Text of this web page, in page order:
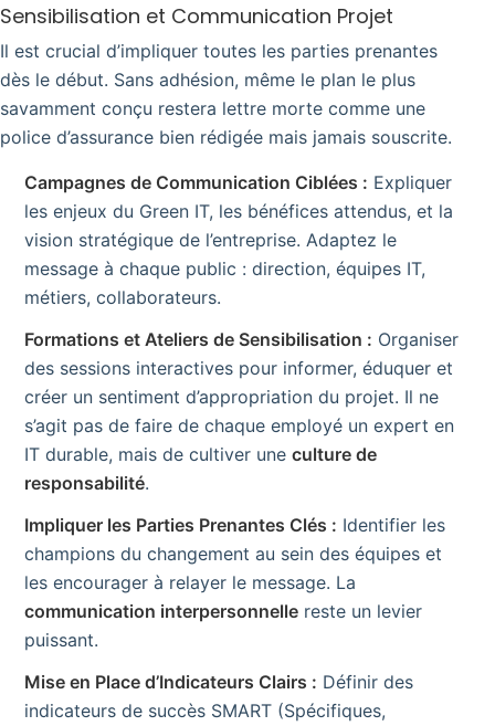
Sensibilisation et Communication Projet
Il est crucial d’impliquer toutes les parties prenantes
dès le début. Sans adhésion, même le plan le plus
savamment conçu restera lettre morte comme une
police d’assurance bien rédigée mais jamais souscrite.
Campagnes de Communication Ciblées : Expliquer
les enjeux du Green IT, les bénéfices attendus, et la
vision stratégique de l’entreprise. Adaptez le
message à chaque public : direction, équipes IT,
métiers, collaborateurs.
Formations et Ateliers de Sensibilisation : Organiser
des sessions interactives pour informer, éduquer et
créer un sentiment d’appropriation du projet. Il ne
s’agit pas de faire de chaque employé un expert en
IT durable, mais de cultiver une culture de
responsabilité.
Impliquer les Parties Prenantes Clés : Identifier les
champions du changement au sein des équipes et
les encourager à relayer le message. La
communication interpersonnelle reste un levier
puissant.
Mise en Place d’Indicateurs Clairs : Définir des
indicateurs de succès SMART (Spécifiques,